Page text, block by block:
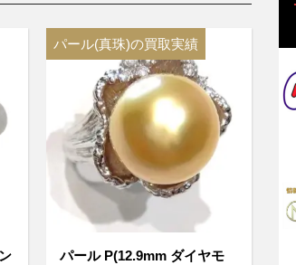
パール(真珠)の買取実績
パール P(12.9mm ダイヤモ